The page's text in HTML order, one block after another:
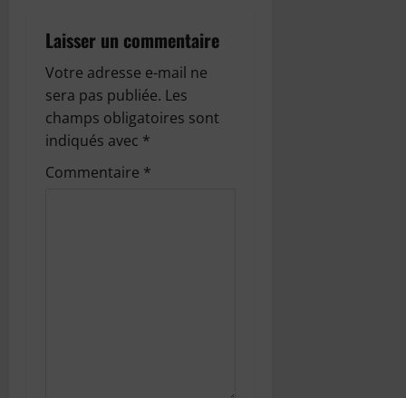
t
i
o
n
Laisser un commentaire
Votre adresse e-mail ne
sera pas publiée. Les
champs obligatoires sont
indiqués avec *
Commentaire *